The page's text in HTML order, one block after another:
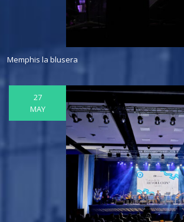
Memphis la blusera
27
MAY